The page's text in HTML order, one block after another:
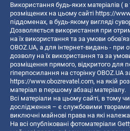
Використання будь-яких матеріалів (
розміщених на цьому сайті https://
піддоменах, в будь-якому вигляді
Дозволяється використання при
на їх використання та за умови
OBOZ.UA, а для інтернет-видань - при
дозволу на їх використання та за
розміщення прямого, відкритого для
гіперпосилання на сторінку OBOZ.UA
https://www.obozrevatel.com, на якій
матеріал в першому абзаці матеріалу.
Всі матеріали на цьому сайті, в тому
дослідження – є службовими творами
виключні майнові права на які
На всі опубліковані фотоматеріали